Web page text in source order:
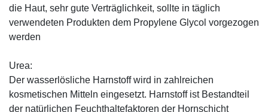
die Haut, sehr gute Verträglichkeit, sollte in täglich
verwendeten Produkten dem Propylene Glycol vorgezogen
werden
Urea:
Der wasserlösliche Harnstoff wird in zahlreichen
kosmetischen Mitteln eingesetzt. Harnstoff ist Bestandteil
der natürlichen Feuchthaltefaktoren der Hornschicht